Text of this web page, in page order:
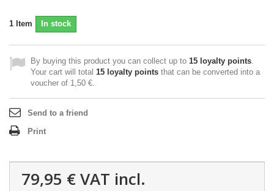
1 Item In stock
By buying this product you can collect up to 15 loyalty points.
Your cart will total 15 loyalty points that can be converted into a
voucher of 1,50 €.
Send to a friend
Print
79,95 €VAT incl.